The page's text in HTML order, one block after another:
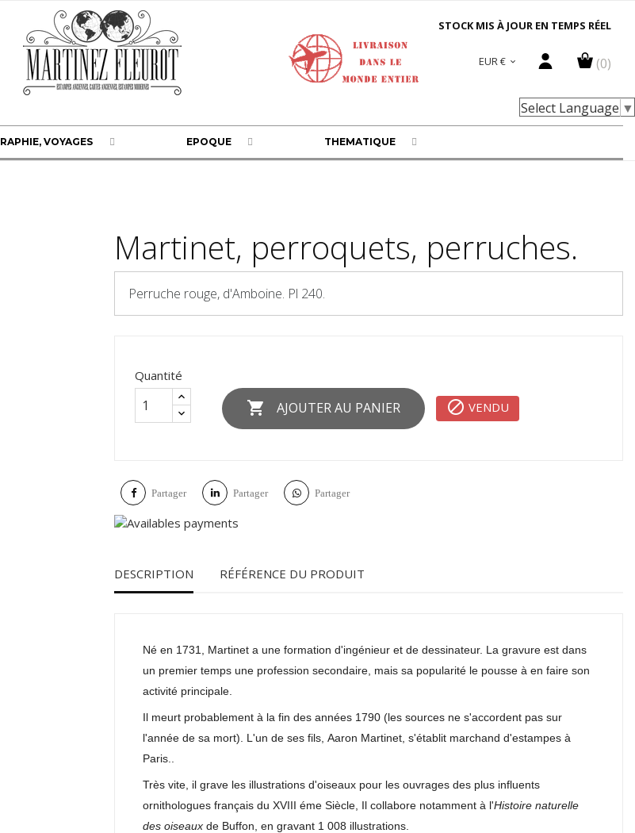
STOCK MIS À JOUR EN TEMPS RÉEL
(0)
EUR € 
Select Language ▼
VOYAGES EPOQUE THEMATIQUE
Martinet, perroquets, perruches.
Perruche rouge, d'Amboine. Pl 240.
Quantité
 AJOUTER AU PANIER  VENDU
Partager Partager Partager
DESCRIPTION RÉFÉRENCE DU PRODUIT
Né en 1731, Martinet a une formation d'ingénieur et de dessinateur. La gravure est dans
un premier temps une profession secondaire, mais sa popularité le pousse à en faire son
activité principale.
Il meurt probablement à la fin des années 1790 (les sources ne s'accordent pas sur
l'année de sa mort). L'un de ses fils, Aaron Martinet, s'établit marchand d'estampes à
Paris..
Très vite, il grave les illustrations d'oiseaux pour les ouvrages des plus influents
ornithologues français du XVIII éme Siècle, Il collabore notamment à l'Histoire naturelle
des oiseaux de Buffon, en gravant 1 008 illustrations.